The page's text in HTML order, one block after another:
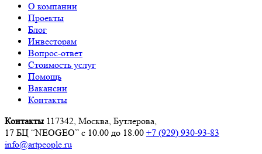
О компании
Проекты
Блог
Инвесторам
Вопрос-ответ
Стоимость услуг
Помощь
Вакансии
Контакты
Контакты 117342, Москва, Бутлерова,
17 БЦ “NEOGEO” с 10.00 до 18.00 +7 (929) 930-93-83
info@artpeople.ru